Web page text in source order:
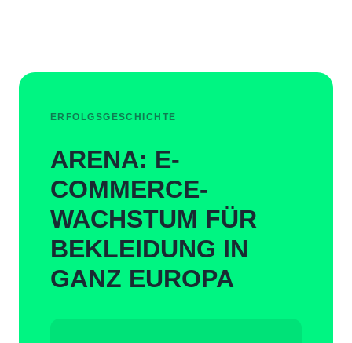
ERFOLGSGESCHICHTE
ARENA: E-
COMMERCE-
WACHSTUM FÜR
BEKLEIDUNG IN
GANZ EUROPA